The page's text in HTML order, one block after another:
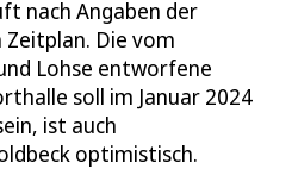
nach Angaben der
Die vom
Lohse entworfene
soll im Januar 2024
ist auch
optimistisch.